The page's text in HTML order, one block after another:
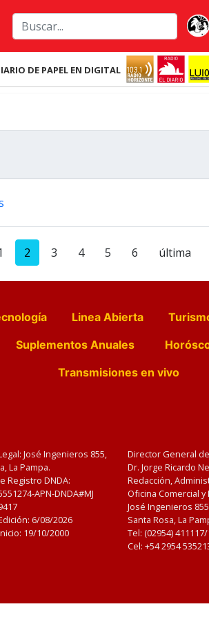
DE PAPEL EN DIGITAL
2 3 4 5 6 última
Linea Abierta
Suplementos Anuales
Transmisiones en vivo
José Ingenieros 855,
La Pampa.
Registro DNDA:
APN-DNDA#MJ
6/08/2026
19/10/2000
Director General
Dr. Jorge Ricardo
Redacción,
Oficina Comercial
José Ingenieros
Santa Rosa, La
Tel: (02954)
Cel: +54 2954